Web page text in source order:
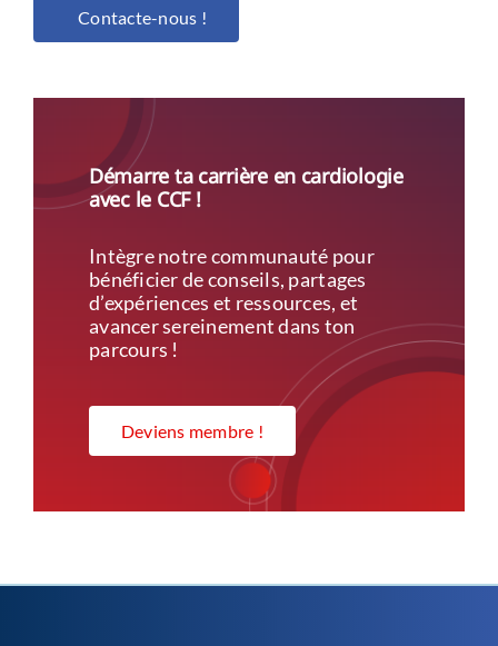
Contacte-nous !
Démarre ta carrière en cardiologie
avec le CCF !
Intègre notre communauté pour
bénéficier de conseils, partages
d’expériences et ressources, et
avancer sereinement dans ton
parcours !
Deviens membre !